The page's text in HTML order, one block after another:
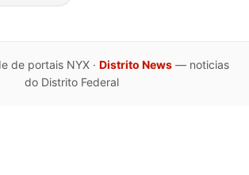
de portais NYX · Distrito News— noticias
do Distrito Federal